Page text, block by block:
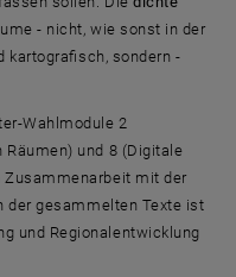
- nicht, wie sonst in der
kartografisch, sondern -
Wahlmodule 2
Räumen) und 8 (Digitale
Zusammenarbeit mit der
neuen Fenster
der gesammelten Texte ist
und Regionalentwicklung